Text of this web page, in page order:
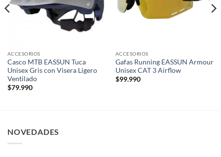
ACCESORIOS
Casco MTB EASSUN Tuca
Unisex Gris con Visera Ligero
Ventilado
$79.990
ACCESORIOS
Gafas Running EASSUN Armour
Unisex CAT 3 Airflow
$99.990
NOVEDADES